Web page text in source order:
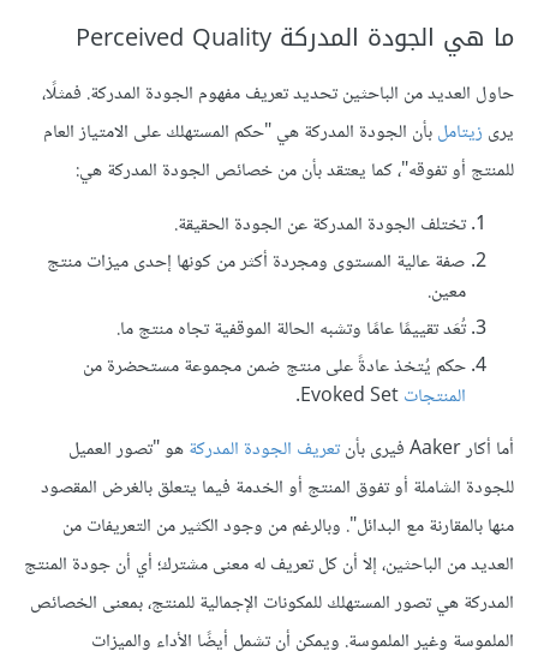
ما هي الجودة المدركة Perceived Quality
حاول العديد من الباحثين تحديد تعريف مفهوم الجودة المدركة. فمثلًا،
يرى زيتاملبأن الجودة المدركة هي "حكم المستهلك على الامتياز العام
للمنتج أو تفوقه"، كما يعتقد بأن من خصائص الجودة المدركة هي:
تختلف الجودة المدركة عن الجودة الحقيقة.
صفة عالية المستوى ومجردة أكثر من كونها إحدى ميزات منتج
معين.
تُعَد تقييمًا عامًا وتشبه الحالة الموقفية تجاه منتج ما.
حكم يُتخذ عادةً على منتج ضمن مجموعة مستحضرة من
المنتجات
أما أكار Aaker فيرى بأن
تعريف الجودة المدركةهو "تصور العميل
للجودة الشاملة أو تفوق المنتج أو الخدمة فيما يتعلق بالغرض المقصود
منها بالمقارنة مع البدائل". وبالرغم من وجود الكثير من التعريفات من
العديد من الباحثين، إلا أن كل تعريف له معنى مشترك؛ أي أن جودة المنتج
المدركة هي تصور المستهلك للمكونات الإجمالية للمنتج، بمعنى الخصائص
الملموسة وغير الملموسة. ويمكن أن تشمل أيضًا الأداء والميزات